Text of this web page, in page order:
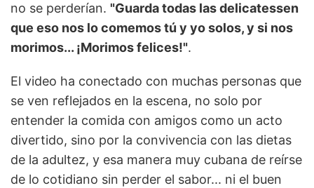
no se perderían. "Guarda todas las delicatessen
que eso nos lo comemos tú y yo solos, y si nos
morimos... ¡Morimos felices!".
El video ha conectado con muchas personas que
se ven reflejados en la escena, no solo por
entender la comida con amigos como un acto
divertido, sino por la convivencia con las dietas
de la adultez, y esa manera muy cubana de reírse
de lo cotidiano sin perder el sabor... ni el buen